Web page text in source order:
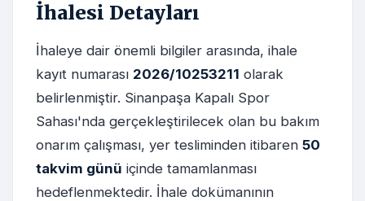
İhalesi Detayları
İhaleye dair önemli bilgiler arasında, ihale
kayıt numarası 2026/10253211 olarak
belirlenmiştir. Sinanpaşa Kapalı Spor
Sahası'nda gerçekleştirilecek olan bu bakım
onarım çalışması, yer tesliminden itibaren 50
takvim günü içinde tamamlanması
hedeflenmektedir. İhale dokümanının